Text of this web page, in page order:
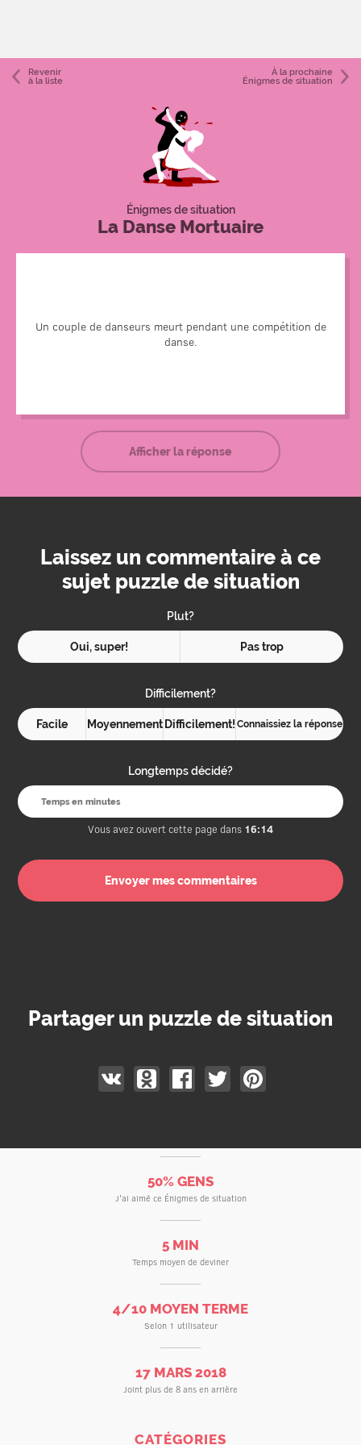
Revenir
à la liste
À la prochaine
Énigmes de situation
Énigmes de situation
La Danse Mortuaire
Un couple de danseurs meurt pendant une compétition de
danse.
compétitif a empoisonné la rose qu'un autre couple s'est
transmis pendant leurs répétition, de sorte à ce que le
couple meurt. La rose empoisonnée a tué ce couple et les
Afficher la réponse
Laissez un commentaire à ce
sujet puzzle de situation
Plut?
Oui, super! Pas trop
Difficilement?
Facile Moyennement Difficilement! Connaissiez la réponse
Longtemps décidé?
Vous avez ouvert cette page dans 16:14
Partager un puzzle de situation
50% GENS
J'ai aimé ce Énigmes de situation
5 MIN
Temps moyen de deviner
4/10 MOYEN TERME
Selon 1 utilisateur
17 MARS 2018
Joint plus de 8 ans en arrière
CATÉGORIES